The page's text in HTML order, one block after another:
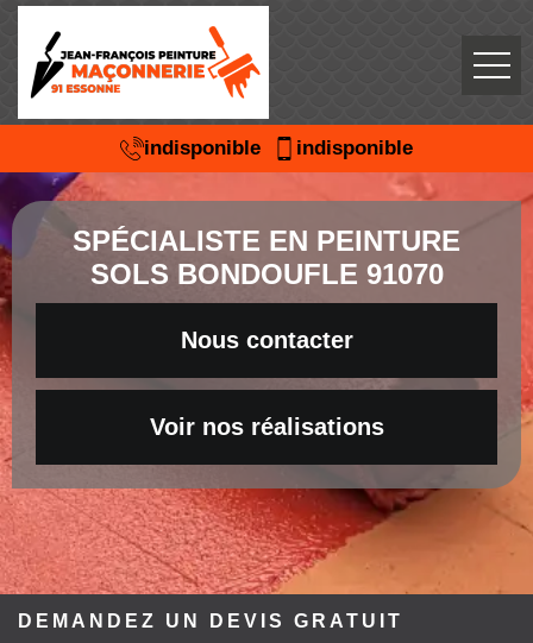
indisponible indisponible
SPÉCIALISTE EN PEINTURE
SOLS BONDOUFLE 91070
Nous contacter
Voir nos réalisations
DEMANDEZ UN DEVIS GRATUIT